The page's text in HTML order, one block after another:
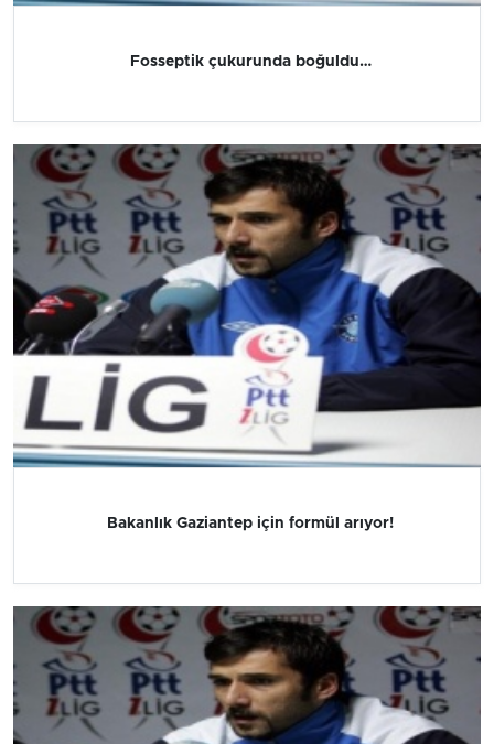
Fosseptik çukurunda boğuldu…
Bakanlık Gaziantep için formül arıyor!